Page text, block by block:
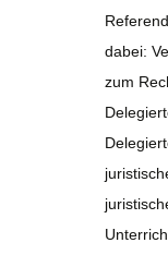
dabei:
zum